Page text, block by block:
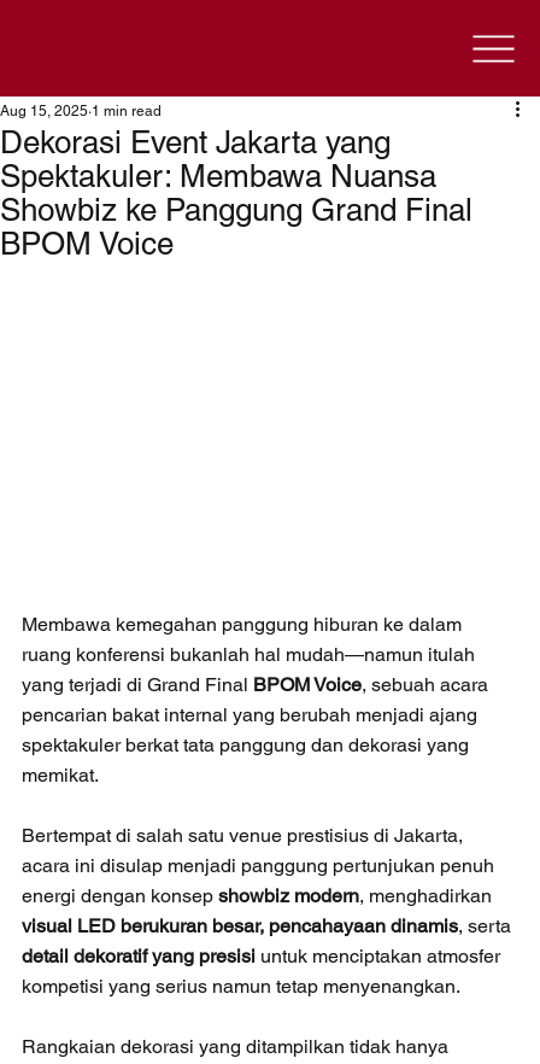
Dekorasi Event Jakarta yang
Spektakuler: Membawa Nuansa
Showbiz ke Panggung Grand Final
BPOM Voice
Aug 15, 2025 1 min read
Membawa kemegahan panggung hiburan ke dalam
ruang konferensi bukanlah hal mudah—namun itulah
yang terjadi di Grand Final BPOM Voice, sebuah acara
pencarian bakat internal yang berubah menjadi ajang
spektakuler berkat tata panggung dan dekorasi yang
memikat.
Bertempat di salah satu venue prestisius di Jakarta,
acara ini disulap menjadi panggung pertunjukan penuh
energi dengan konsep showbiz modern, menghadirkan
visual LED berukuran besar, pencahayaan dinamis, serta
detail dekoratif yang presisi untuk menciptakan atmosfer
kompetisi yang serius namun tetap menyenangkan.
Rangkaian dekorasi yang ditampilkan tidak hanya